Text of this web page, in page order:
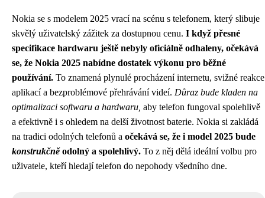
Nokia se s modelem 2025 vrací na scénu s telefonem, který slibuje
skvělý uživatelský zážitek za dostupnou cenu. I když přesné
specifikace hardwaru ještě nebyly oficiálně odhaleny, očekává
se, že Nokia 2025 nabídne dostatek výkonu pro běžné
používání. To znamená plynulé procházení internetu, svižné reakce
aplikací a bezproblémové přehrávání videí. Důraz bude kladen na
optimalizaci softwaru a hardwaru, aby telefon fungoval spolehlivě
a efektivně i s ohledem na delší životnost baterie. Nokia si zakládá
na tradici odolných telefonů a očekává se, že i model 2025 bude
konstrukčněodolný a spolehlivý. To z něj dělá ideální volbu pro
uživatele, kteří hledají telefon do nepohody všedního dne.